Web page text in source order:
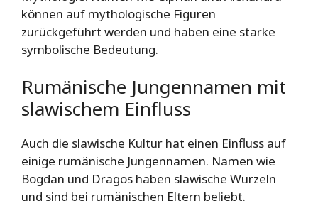
können auf mythologische Figuren
zurückgeführt werden und haben eine starke
symbolische Bedeutung.
Rumänische Jungennamen mit
slawischem Einfluss
Auch die slawische Kultur hat einen Einfluss auf
einige rumänische Jungennamen. Namen wie
Bogdan und Dragos haben slawische Wurzeln
und sind bei rumänischen Eltern beliebt.